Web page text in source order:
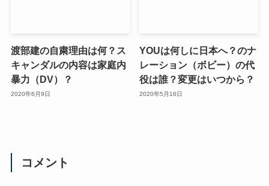
渡部建の自粛理由は何？ス
キャンダルの内容は家庭内
暴力（DV）？
2020年6月9日
YOUは何しに日本へ？のナ
レーション（ボビー）の代
役は誰？変更はいつから？
2020年5月16日
コメント